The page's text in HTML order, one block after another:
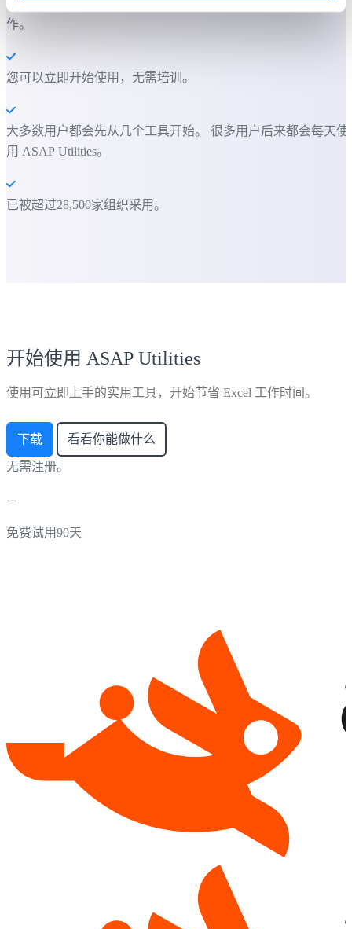
ASAP Utilities 帮助您节省时间，并实现 Excel 本身无法完成的
作。
您可以立即开始使用，无需培训。
大多数用户都会先从几个工具开始。 很多用户后来都会每天使
用 ASAP Utilities。
已被超过28,500家组织采用。
开始使用 ASAP Utilities
使用可立即上手的实用工具，开始节省 Excel 工作时间。
下载 看看你能做什么
无需注册。
免费试用90天